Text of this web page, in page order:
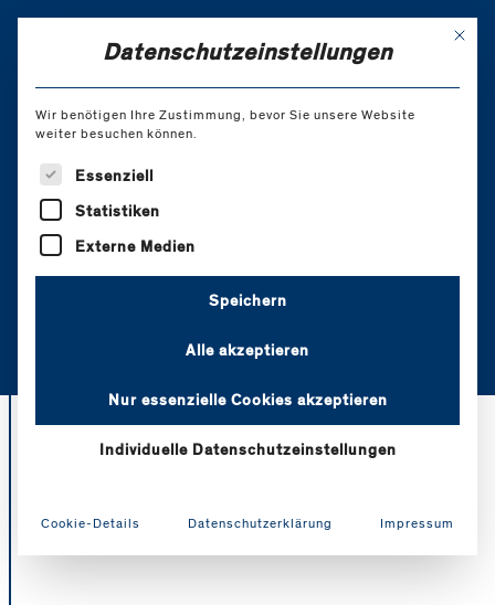
Matthias Drevs
Gesellschafter
Mit
Datenschutzeinstellungen
Wir benötigen Ihre Zustimmung, bevor Sie unsere Website
weiter besuchen können.
Es folgt eine Liste der Service-Gruppen, für die eine
Essenziell
Statistiken
Externe Medien
Speichern
Alle akzeptieren
Nur essenzielle Cookies akzeptieren
Individuelle Datenschutzeinstellungen
Cookie-Details Datenschutzerklärung Impressum